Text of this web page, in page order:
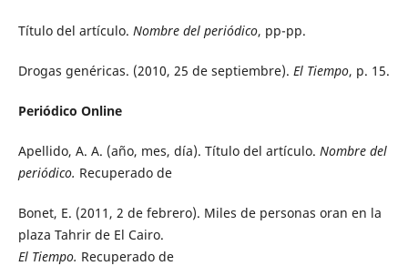
Título del artículo. Nombre del periódico, pp-pp.
Drogas genéricas. (2010, 25 de septiembre). El Tiempo, p. 15.
Periódico Online
Apellido, A. A. (año, mes, día). Título del artículo. Nombre del
periódico. Recuperado de
Bonet, E. (2011, 2 de febrero). Miles de personas oran en la
plaza Tahrir de El Cairo.
El Tiempo. Recuperado de